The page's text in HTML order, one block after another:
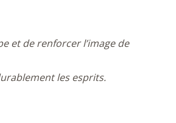
et de renforcer l’image de
les esprits.